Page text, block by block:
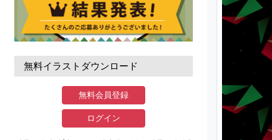
無料イラストダウンロード
無料会員登録
ログイン